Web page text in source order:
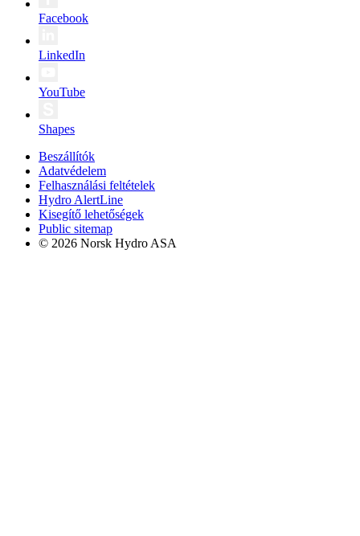
Facebook
LinkedIn
YouTube
Shapes
Beszállítók
Adatvédelem
Felhasználási feltételek
Hydro AlertLine
Kisegítő lehetőségek
Public sitemap
© 2026 Norsk Hydro ASA